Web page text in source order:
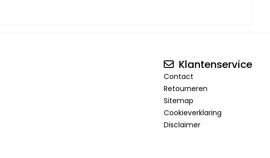
Klantenservice
Contact
Retourneren
Sitemap
Cookieverklaring
Disclaimer